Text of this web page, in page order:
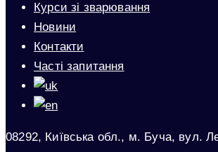
Курси зі зварювання
Новини
Контакти
Часті запитання
08292, Київська обл., м. Буча, вул.